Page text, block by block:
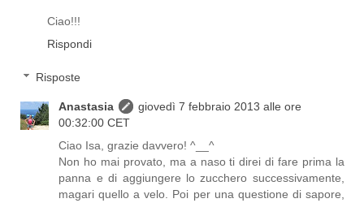
Ciao!!!
Rispondi
Risposte
Anastasia
giovedì 7 febbraio 2013 alle ore
00:32:00 CET
Ciao Isa, grazie davvero! ^__^
Non ho mai provato, ma a naso ti direi di fare prima la
panna e di aggiungere lo zucchero successivamente,
magari quello a velo. Poi per una questione di sapore,